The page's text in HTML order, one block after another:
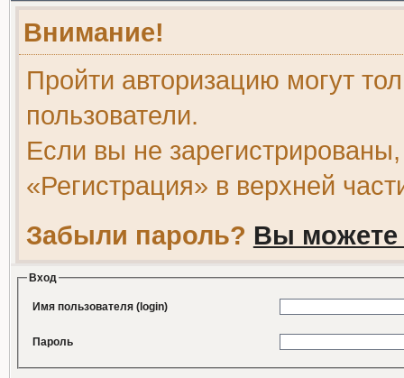
Внимание!
Пройти авторизацию могут
пользователи.
Если вы не
«Регистрация» в верхней
Забыли пароль? Вы можете
Вход
Имя пользователя (login)
Пароль